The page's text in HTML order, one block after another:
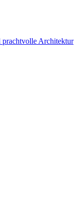
prachtvolle Architektur